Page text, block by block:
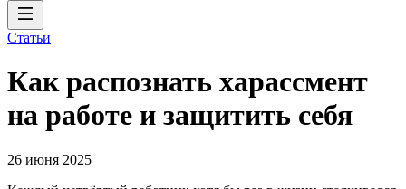
Статьи
Как распознать харассмент
на работе и защитить себя
26 июня 2025